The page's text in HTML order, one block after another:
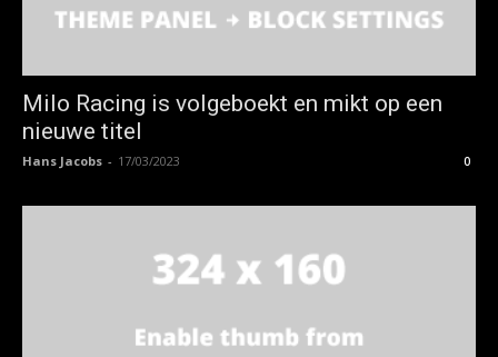
Milo Racing is volgeboekt en mikt op een
nieuwe titel
Hans Jacobs - 17/03/2023 0